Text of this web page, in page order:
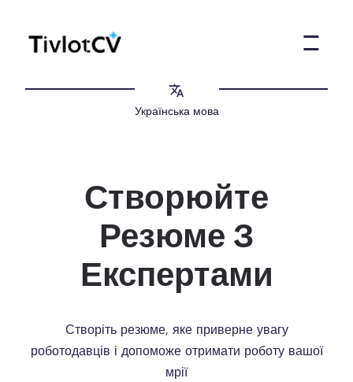
Українська мова
Створюйте
Резюме З
Експертами
Створіть резюме, яке приверне увагу
роботодавців і допоможе отримати роботу вашої
мрії